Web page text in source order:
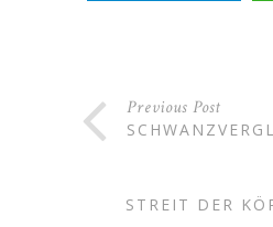
Previous Post
STREIT DER